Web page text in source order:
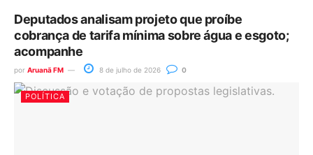
Deputados analisam projeto que proíbe
cobrança de tarifa mínima sobre água e esgoto;
acompanhe
por Aruanã FM 8 de julho de 2026 0
POLÍTICA